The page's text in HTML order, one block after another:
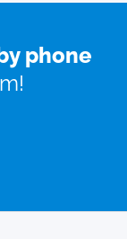
phone